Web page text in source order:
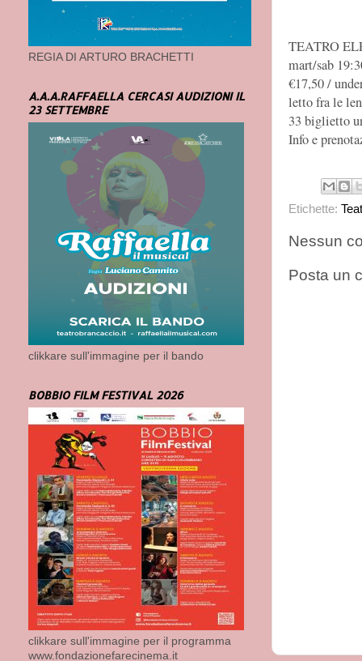
TEATRO
mart/sab
€17,50 /
letto fra le
33 biglietto
Info e
Etichette:
Nessun
Posta un
REGIA DI ARTURO BRACHETTI
A.A.A.RAFFAELLA CERCASI AUDIZIONI IL
23 SETTEMBRE
clikkare sull'immagine per il bando
BOBBIO FILM FESTIVAL 2026
clikkare sull'immagine per il programma
www.fondazionefarecinema.it